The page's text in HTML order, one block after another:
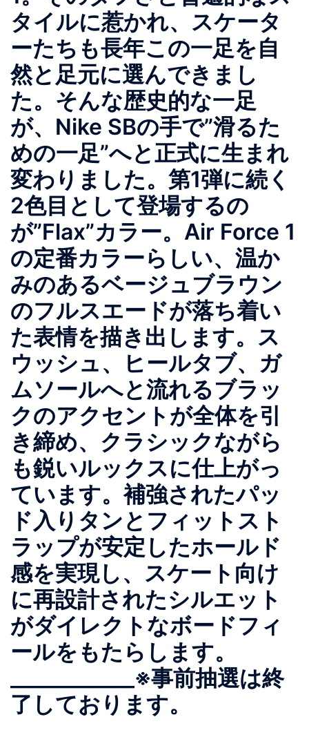
タイルに惹かれ、スケータ
ーたちも長年この一足を自
然と足元に選んできまし
た。そんな歴史的な一足
が、Nike SBの手で”滑るた
めの一足”へと正式に生まれ
変わりました。第1弾に続く
2色目として登場するの
が”Flax”カラー。Air Force 1
の定番カラーらしい、温か
みのあるベージュブラウン
のフルスエードが落ち着い
た表情を描き出します。ス
ウッシュ、ヒールタブ、ガ
ムソールへと流れるブラッ
クのアクセントが全体を引
き締め、クラシックながら
も鋭いルックスに仕上がっ
ています。補強されたパッ
ド入りタンとフィットスト
ラップが安定したホールド
感を実現し、スケート向け
に再設計されたシルエット
がダイレクトなボードフィ
ールをもたらします。
____________※事前抽選は終
了しております。